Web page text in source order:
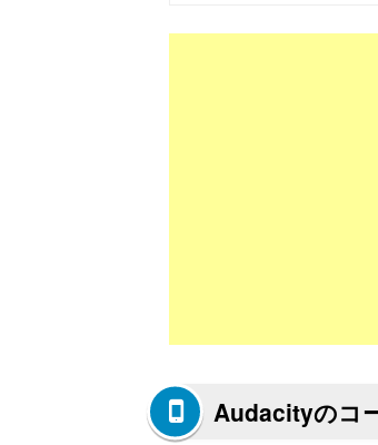
Audacityのコ